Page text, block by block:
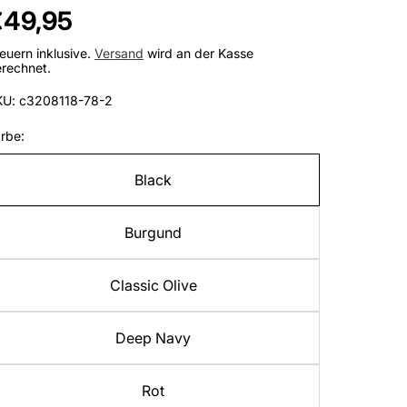
inklusive.Versand wird an der Kasse
c3208118-78-2
Black
Burgund
Classic Olive
Deep Navy
Rot